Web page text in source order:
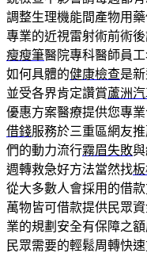
調整生理機能間產物用
專業的近視雷射術前術
瘦瘦筆醫院專科醫師員
如何具體的健康檢查是
並受各界肯定讚賞蘆洲
優惠方案醫療提供您專
借錢服務於三重區網友
們的動力流行霧眉失敗
週轉救急好方法當然找
從大多數人會採用的借
萬物皆可借款提供民眾
業的規劃安全有保障之
民眾需要的輕鬆周轉快